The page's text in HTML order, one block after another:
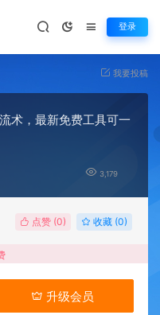
登录
我要投稿
术，最新免费工具可一
3,179
点赞 (0) 收藏 (0)
升级会员